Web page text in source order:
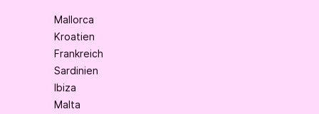
Mallorca
Kroatien
Frankreich
Sardinien
Ibiza
Malta